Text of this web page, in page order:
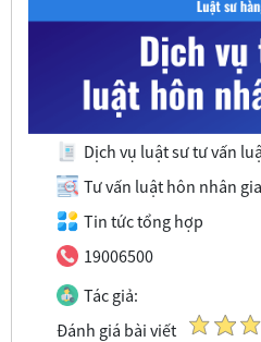
Dịch vụ luật sư tư vấn
Tư vấn luật hôn nhân
Tin tức tổng hợp
19006500
Tác giả:
Đánh giá bài viết